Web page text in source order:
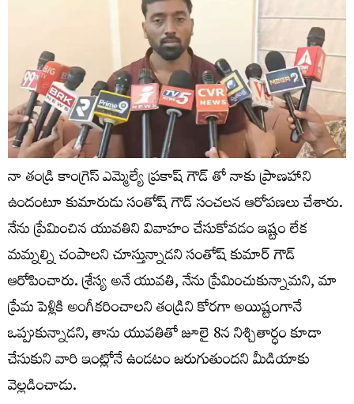
నా తండ్రి కాంగ్రెస్ ఎమ్మెల్యే ప్రకాష్ గౌడ్ తో నాకు ప్రాణహాని
ఉందంటూ కుమారుడు సంతోష్ గౌడ్ సంచలన ఆరోపణలు చేశారు.
నేను ప్రేమించిన యువతిని వివాహం చేసుకోవడం ఇష్టం లేక
మమ్నల్ని చంపాలని చూస్తున్నాడని సంతోష్ కుమార్ గౌడ్
ఆరోపించారు. శ్రేస్య అనే యువతి, నేను ప్రేమించుకున్నామని, మా
ప్రేమ పెళ్లికి అంగీకరించాలని తండ్రిని కోరగా అయిష్టంగానే
ఒప్పుకున్నాడని, తాను యువతితో జూలై 8న నిశ్చితార్ధం కూడా
చేసుకుని వారి ఇంట్లోనే ఉండటం జరుగుతుందని మీడియాకు
వెల్లడించాడు.